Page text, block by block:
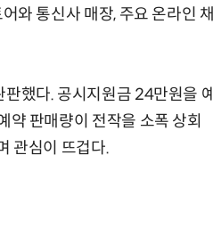
와 통신사 매장, 주요 온라인 채
했다. 공시지원금 24만원을 예
판매량이 전작을 소폭 상회
관심이 뜨겁다.